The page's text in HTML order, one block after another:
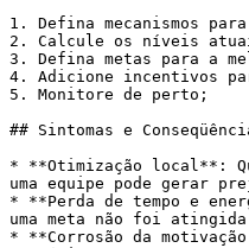
1. Defina mecanismos
2. Calcule os níveis
3. Defina metas para a
4. Adicione incentivos
5. Monitore de perto;
## Sintomas e
* **Otimização local**:
uma equipe pode gerar
* **Perda de tempo e
uma meta não foi
* **Corrosão da